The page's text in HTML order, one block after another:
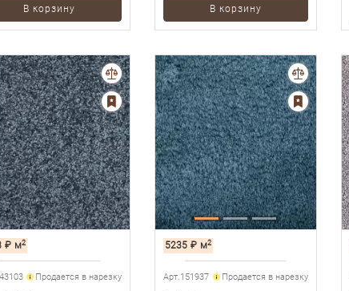
В корзину В корзину
₽ м2
Продается в нарезку
5235 ₽ м2
Арт.151937 Продается в нарезку